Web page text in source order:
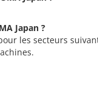
Japan ?
les secteurs